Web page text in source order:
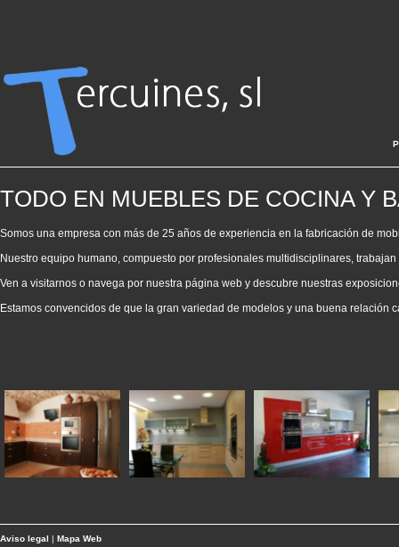
TODO EN MUEBLES DE COCINA Y
Somos una empresa con más de 25 años de experiencia en la fabricación de
Nuestro equipo humano, compuesto por profesionales multidisciplinares,
Ven a visitarnos o navega por nuestra página web y descubre nuestras
Estamos convencidos de que la gran variedad de modelos y una buena relación
Aviso legal | Mapa Web